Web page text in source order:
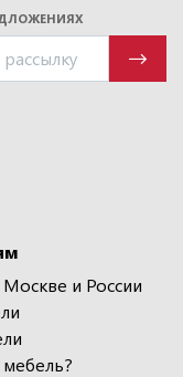
и России
мебель?